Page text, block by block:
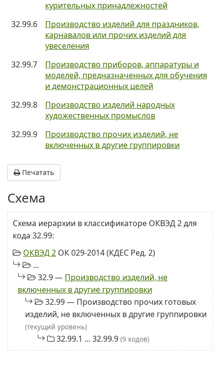
курительных принадлежностей
32.99.6
Производство изделий для праздников,
карнавалов или прочих изделий для
увеселения
32.99.7
Производство приборов, аппаратуры и
моделей, предназначенных для обучения
и демонстрационных целей
32.99.8
Производство изделий народных
художественных промыслов
32.99.9
Производство прочих изделий, не
включенных в другие группировки
Печатать
Схема
Схема иерархии в классификаторе ОКВЭД 2 для
кода 32.99:
ОКВЭД 2 ОК 029-2014 (КДЕС Ред. 2)
...
32.9 — Производство изделий, не
включенных в другие группировки
32.99 — Производство прочих готовых
изделий, не включенных в другие группировки
(текущий уровень)
32.99.1 ... 32.99.9 (9 кодов)